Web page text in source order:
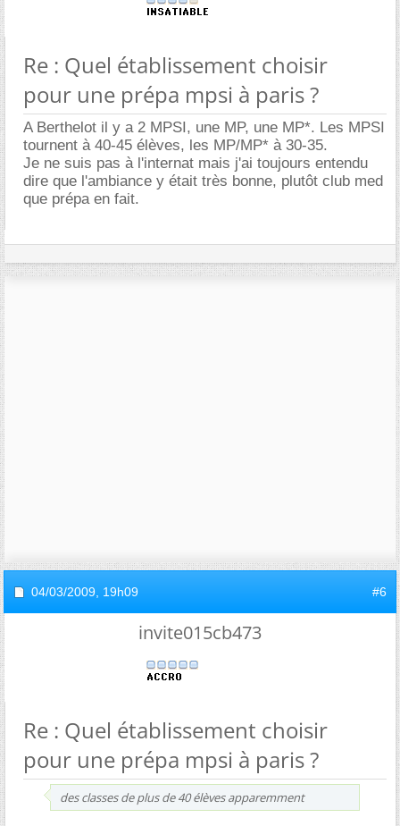
Re : Quel établissement choisir
pour une prépa mpsi à paris ?
A Berthelot il y a 2 MPSI, une MP, une MP*. Les MPSI
tournent à 40-45 élèves, les MP/MP* à 30-35.
Je ne suis pas à l'internat mais j'ai toujours entendu
dire que l'ambiance y était très bonne, plutôt club med
que prépa en fait.
04/03/2009, 19h09 #6
invite015cb473
Re : Quel établissement choisir
pour une prépa mpsi à paris ?
des classes de plus de 40 élèves apparemment